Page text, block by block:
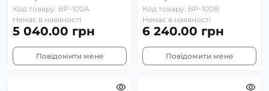
Код товару: BP-100A
Немає в наявності
5 040.00 грн
Повідомити мене
Код товару: BP-100В
Немає в наявності
6 240.00 грн
Повідомити мене